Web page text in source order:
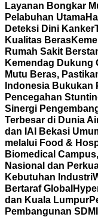
Layanan Bongkar
Pelabuhan Utama
Deteksi Dini Kanker
Kualitas Beras
Rumah Sakit
Kemendag Dukung
Mutu Beras,
Indonesia Bukukan
Pencegahan
Sinergi
Terbesar di Dunia
dan IAI Bekasi
melalui Food &
Biomedical
Nasional dan
Kebutuhan Industri
Bertaraf Global
dan Kuala Lumpur
Pembangunan SDM